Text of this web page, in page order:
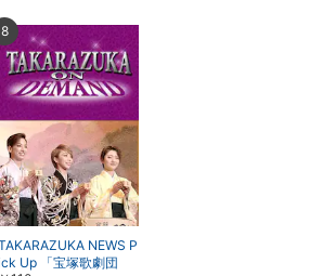
NEWS P
Up 「宝塚歌劇団
8